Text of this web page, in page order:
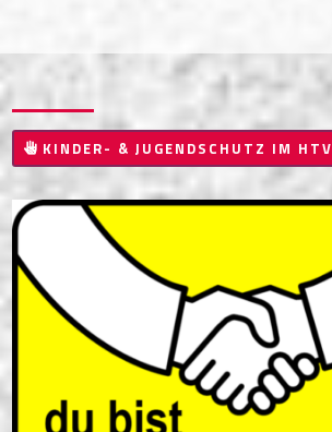
KINDER- & JUGENDSCHUTZ IM HTV